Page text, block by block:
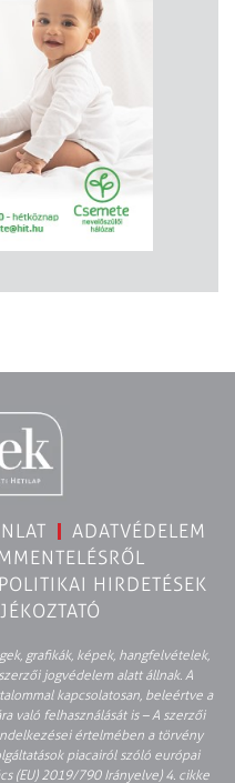
ADATVÉDELEM
POLITIKAI HIRDETÉSEK
grafikák, képek, hangfelvételek,
jogvédelem alatt állnak. A
kapcsolatosan, beleértve a
való felhasználását is – A szerzői
értelmében a törvény
piacairól szóló európai
(EU) 2019/790 Irányelve) 4. cikke